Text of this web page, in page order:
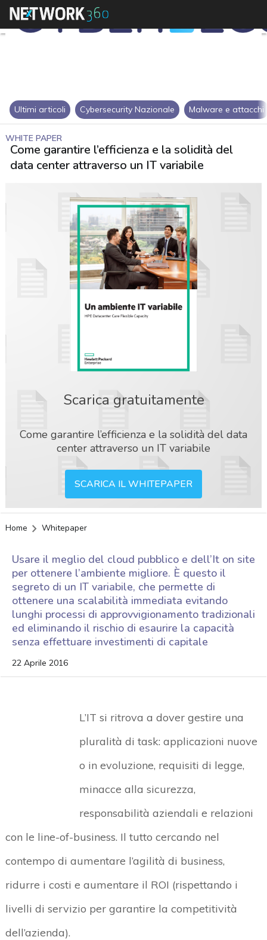
Ultimi articoli Cybersecurity Nazionale Malware e attacchi
WHITE PAPER
Come garantire l’efficienza e la solidità del
data center attraverso un IT variabile
Scarica gratuitamente
Come garantire l’efficienza e la solidità del data
center attraverso un IT variabile
SCARICA IL WHITEPAPER
Home Whitepaper
Usare il meglio del cloud pubblico e dell’It on site
per ottenere l’ambiente migliore. È questo il
segreto di un IT variabile, che permette di
ottenere una scalabilità immediata evitando
lunghi processi di approvvigionamento tradizionali
ed eliminando il rischio di esaurire la capacità
senza effettuare investimenti di capitale
22 Aprile 2016
L’IT si ritrova a dover gestire una
pluralità di task: applicazioni nuove
o in evoluzione, requisiti di legge,
minacce alla sicurezza,
responsabilità aziendali e relazioni
con le line-of-business. Il tutto cercando nel
contempo di aumentare l’agilità di business,
ridurre i costi e aumentare il ROI (rispettando i
livelli di servizio per garantire la competitività
dell’azienda).